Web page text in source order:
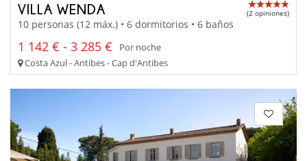
VILLA WENDA (2 opiniones)
10 personas (12 máx.) • 6 dormitorios • 6 baños
1 142 € - 3 285 €
Por noche
Costa Azul - Antibes - Cap d'Antibes